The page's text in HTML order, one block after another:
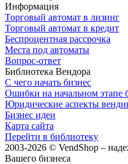
Информация
Торговый автомат в лизинг
Торговый автомат в кредит
Беспроцентная рассрочка
Места под автоматы
Вопрос-ответ
Библиотека Вендора
С чего начать бизнес
Ошибки на начальном этапе
Юридические аспекты
Бизнес идеи
Карта сайта
Перейти в библиотеку
2003-2026 © VendShop –
Вашего бизнеса